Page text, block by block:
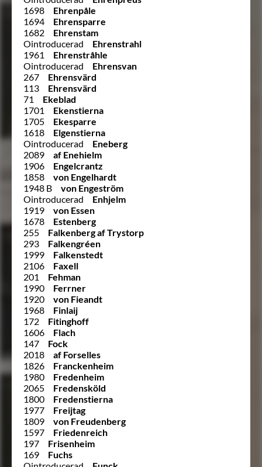
1698
Ehrenpåle
1694
Ehrensparre
1682
Ehrenstam
Ointroducerad
Ehrenstrahl
1961
Ehrenstråhle
Ointroducerad
Ehrensvan
267
Ehrensvärd
113
Ehrensvärd
71
Ekeblad
1701
Ekenstierna
1705
Ekesparre
1618
Elgenstierna
Ointroducerad
Eneberg
2089
af Enehielm
1906
Engelcrantz
1858
von Engelhardt
1948 B
von Engeström
Ointroducerad
Enhjelm
1919
von Essen
1678
Estenberg
255
Falkenberg af Trystorp
293
Falkengréen
1999
Falkenstedt
2106
Faxell
201
Fehman
1990
Ferrner
1920
von Fieandt
1968
Finlaij
172
Fitinghoff
1606
Flach
147
Fock
2018
af Forselles
1826
Franckenheim
1980
Fredenheim
2065
Fredensköld
1800
Fredenstierna
1977
Freijtag
1809
von Freudenberg
1597
Friedenreich
197
Frisenheim
169
Fuchs